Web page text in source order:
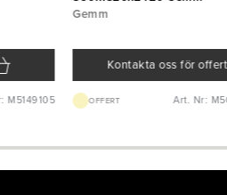
M5149105
Gemm
Kontakta oss för offert
OFFERT Art. Nr: